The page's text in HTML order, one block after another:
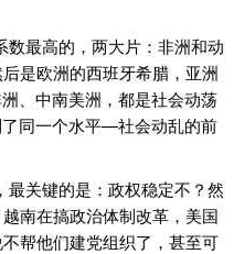
数最高的，两大片：非洲和动
是欧洲的西班牙希腊，亚洲
、中南美洲，都是社会动荡
了同一个水平—社会动乱的前
最关键的是：政权稳定不？然
南在搞政治体制改革，美国
帮他们建党组织了，甚至可